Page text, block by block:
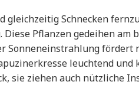
Schnecken
Pflanzen gedeihen am
Sonneneinstrahlung fördert
leuchtend und
sie ziehen auch nützliche